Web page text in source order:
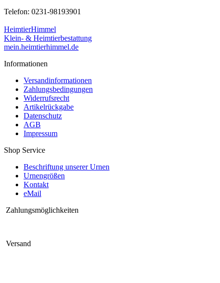
Telefon: 0231-98193901
HeimtierHimmel
Klein- & Heimtierbestattung
mein.heimtierhimmel.de
Informationen
Versandinformationen
Zahlungsbedingungen
Widerrufsrecht
Artikelrückgabe
Datenschutz
AGB
Impressum
Shop Service
Beschriftung unserer Urnen
Urnengrößen
Kontakt
eMail
Zahlungsmöglichkeiten
Versand